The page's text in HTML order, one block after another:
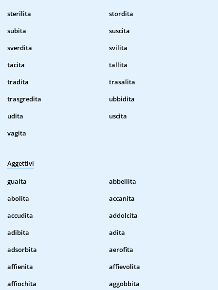
sterilita
stordita
subita
suscita
sverdita
svilita
tacita
tallita
tradita
trasalita
trasgredita
ubbidita
udita
uscita
vagita
Aggettivi
guaita
abbellita
abolita
accanita
accudita
addolcita
adibita
adita
adsorbita
aerofita
affienita
affievolita
affiochita
aggobbita